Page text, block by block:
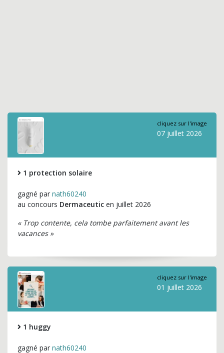
cliquez sur l'image
07 juillet 2026
1 protection solaire
gagné par nath60240
au concours Dermaceutic en juillet 2026
« Trop contente, cela tombe parfaitement avant les
vacances »
cliquez sur l'image
01 juillet 2026
1 huggy
gagné par nath60240